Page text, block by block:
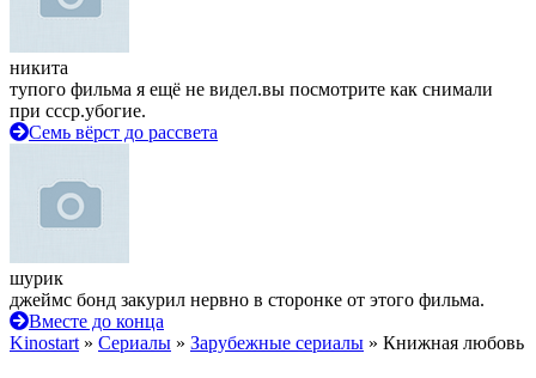
никита
тупого фильма я ещё не видел.вы посмотрите как снимали
при ссср.убогие.
Семь вёрст до рассвета
шурик
джеймс бонд закурил нервно в сторонке от этого фильма.
Вместе до конца
Kinostart » Сериалы » Зарубежные сериалы » Книжная любовь